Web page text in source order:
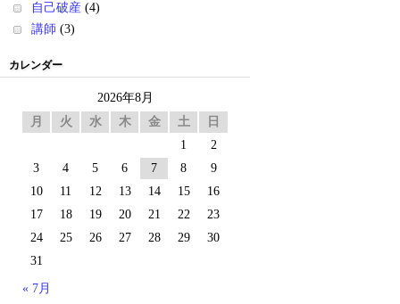
自己破産 (4)
講師 (3)
カレンダー
2026年8月
月
火 水 木 金 土 日
« 7月
1
2
3
4 5 6 7 8
9
10
11 12 13 14 15
16
17
18 19 20 21 22
23
24
25 26 27 28 29
30
31